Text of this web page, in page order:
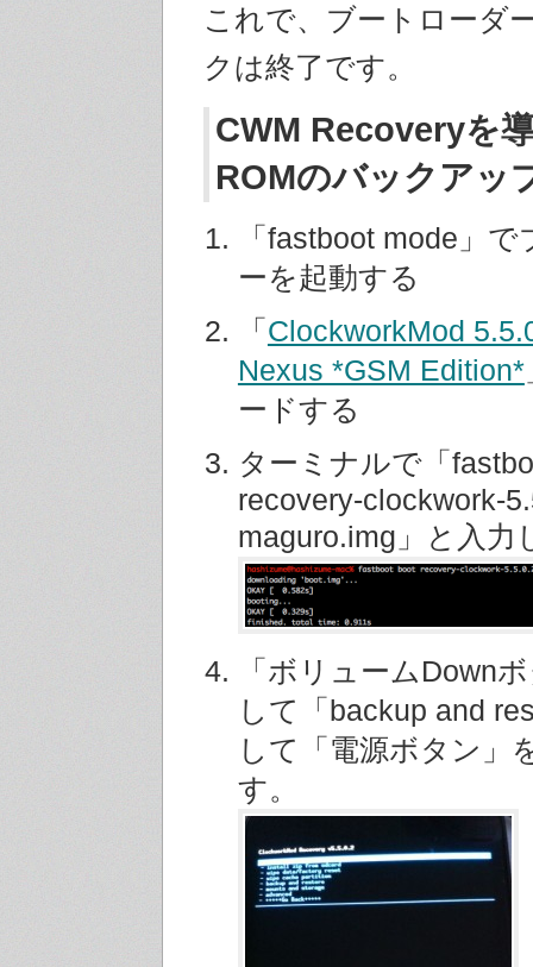
これで、ブートローダ
クは終了です。
CWM Recoveryを
ROMのバックアッ
「fastboot mode」
ーを起動する
「 ClockworkMod
Nexus *GSM Edition*
ードする
ターミナルで「
recovery-clockwork-
maguro.img」と入力
「ボリュームDown
して「backup and
して「電源ボタン」
す。